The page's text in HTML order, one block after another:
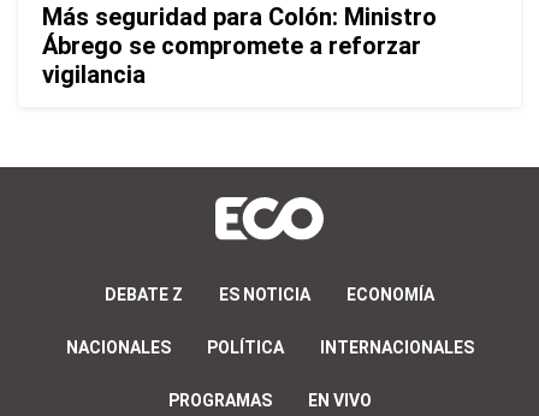
Más seguridad para Colón: Ministro
Ábrego se compromete a reforzar
vigilancia
DEBATE Z ES NOTICIA ECONOMÍA
NACIONALES POLÍTICA INTERNACIONALES
PROGRAMAS EN VIVO